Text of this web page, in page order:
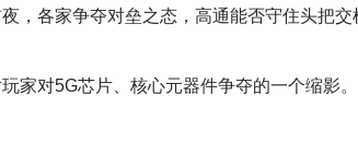
，各家争夺对垒之态，高通能否守住头把
家对5G芯片、核心元器件争夺的一个缩影。